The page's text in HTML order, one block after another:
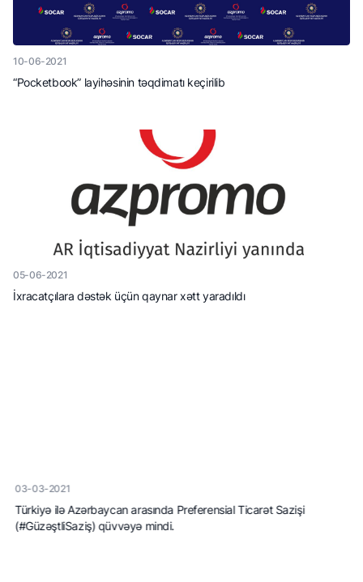
10-06-2021
“Pocketbook” layihəsinin təqdimatı keçirilib
05-06-2021
İxracatçılara dəstək üçün qaynar xətt yaradıldı
03-03-2021
Türkiyə ilə Azərbaycan arasında Preferensial Ticarət Sazişi
(#GüzəştliSaziş) qüvvəyə mindi.